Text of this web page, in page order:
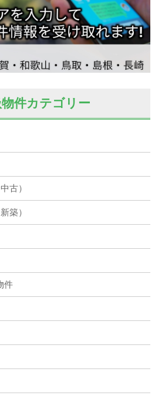
件カテゴリー
古）
築）
件